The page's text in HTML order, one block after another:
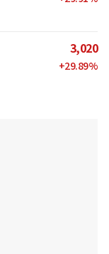
3,020
+29.89%